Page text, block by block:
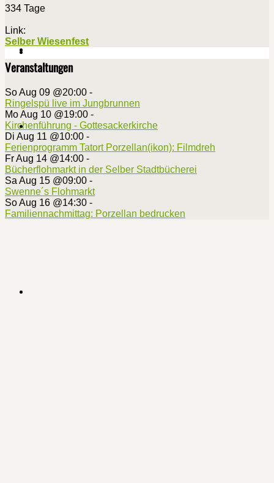
334 Tage
Link:
Selber Wiesenfest
Veranstaltungen
So Aug 09 @20:00 -
Ringelspü live im Jungbrunnen
Mo Aug 10 @19:00 -
Kirchenführung - Gottesackerkirche
Di Aug 11 @10:00 -
Ferienprogramm Tatort Porzellan(ikon): Filmdreh
Fr Aug 14 @14:00 -
Bücherflohmarkt in der Selber Stadtbücherei
Sa Aug 15 @09:00 -
Swenne´s Flohmarkt
So Aug 16 @14:30 -
Familiennachmittag: Porzellan bedrucken